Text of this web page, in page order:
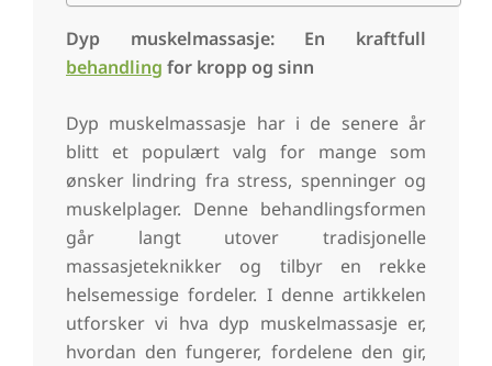
Dyp muskelmassasje: En kraftfull
behandling for kropp og sinn
Dyp muskelmassasje har i de senere år
blitt et populært valg for mange som
ønsker lindring fra stress, spenninger og
muskelplager. Denne behandlingsformen
går langt utover tradisjonelle
massasjeteknikker og tilbyr en rekke
helsemessige fordeler. I denne artikkelen
utforsker vi hva dyp muskelmassasje er,
hvordan den fungerer, fordelene den gir,